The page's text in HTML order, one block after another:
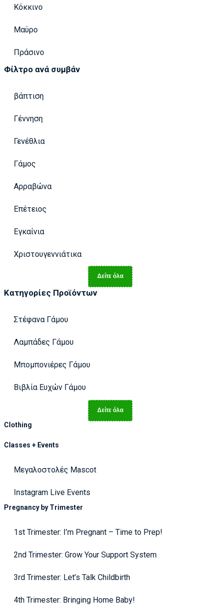
Κόκκινο
Μαύρο
Πράσινο
Φίλτρο ανά συμβάν
βάπτιση
Γέννηση
Γενέθλια
Γάμος
Αρραβώνα
Επέτειος
Εγκαίνια
Χριστουγεννιάτικα
Δείτε όλα
Κατηγορίες Προϊόντων
Στέφανα Γάμου
Λαμπάδες Γάμου
Μπομπονιέρες Γάμου
Βιβλία Ευχών Γάμου
Δείτε όλα
Clothing
Classes + Events
Μεγαλοστολές Mascot
Instagram Live Events
Pregnancy by Trimester
1st Trimester: I’m Pregnant – Time to Prep!
2nd Trimester: Grow Your Support System
3rd Trimester: Let’s Talk Childbirth
4th Trimester: Bringing Home Baby!